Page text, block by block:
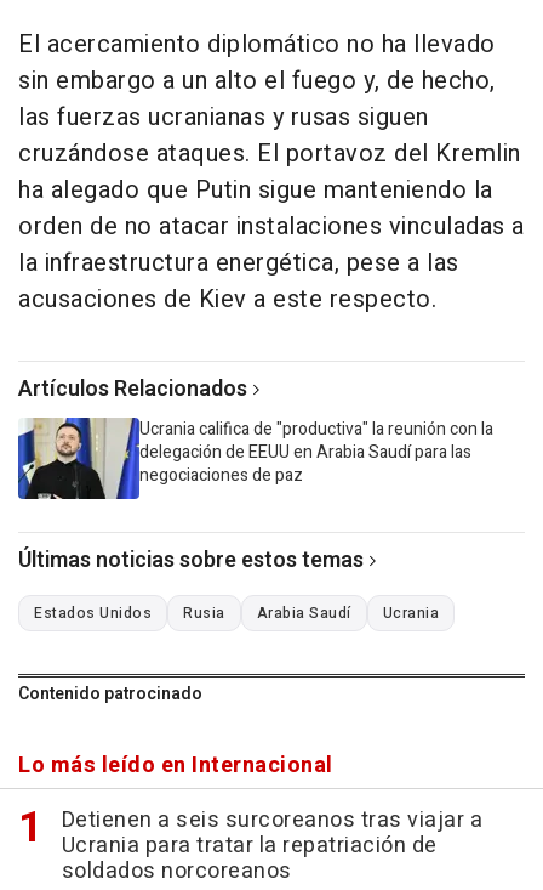
El acercamiento diplomático no ha llevado
sin embargo a un alto el fuego y, de hecho,
las fuerzas ucranianas y rusas siguen
cruzándose ataques. El portavoz del Kremlin
ha alegado que Putin sigue manteniendo la
orden de no atacar instalaciones vinculadas a
la infraestructura energética, pese a las
acusaciones de Kiev a este respecto.
Artículos Relacionados
Ucrania califica de "productiva" la reunión con la
delegación de EEUU en Arabia Saudí para las
negociaciones de paz
Últimas noticias sobre estos temas
Estados Unidos Rusia Arabia Saudí Ucrania
Contenido patrocinado
Lo más leído en Internacional
Detienen a seis surcoreanos tras viajar a
Ucrania para tratar la repatriación de
soldados norcoreanos